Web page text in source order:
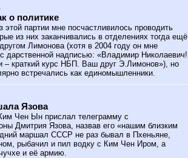
о политике
этой партии мне посчастливилось проводить
из них заканчивались в отделениях тогда ещё
Лимонова (хотя в 2004 году он мне
дарственной надписью: «Владимир Николаевич!
– краткий курс НБП. Ваш друг Э.Лимонов»), но
встречались как единомышленники.
Язова
Чен Ын прислал телеграмму с
Дмитрия Язова, назвав его «нашим близким
маршал СССР не раз бывал в Пхеньяне,
рыбачил и пил водку с Ким Чен Иром, а
и её армию.